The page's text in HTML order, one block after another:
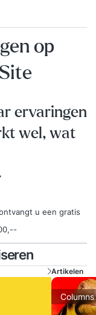
op
ervaringen
wel, wat
u een gratis
Artikelen
Columns